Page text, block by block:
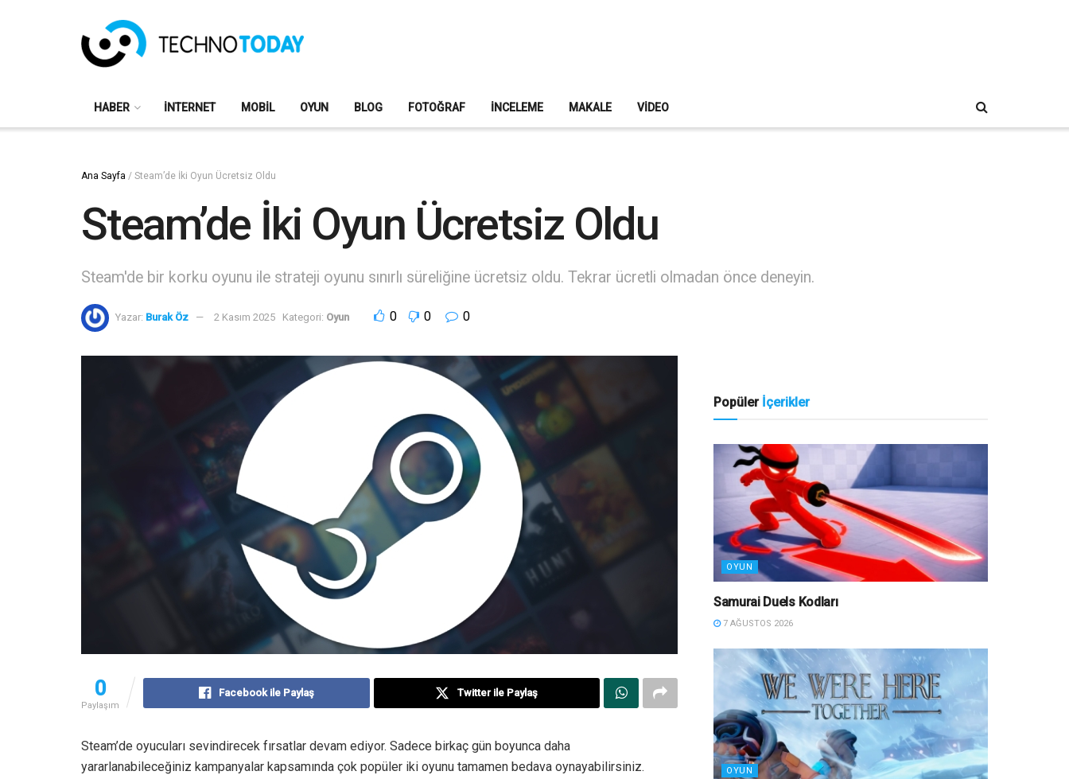
HABER İNTERNET MOBIL OYUN BLOG FOTOĞRAF İNCELEME MAKALE VIDEO
Ana Sayfa / Steam’de İki Oyun Ücretsiz Oldu
Steam’de İki Oyun Ücretsiz Oldu
Steam'de bir korku oyunu ile strateji oyunu sınırlı süreliğine ücretsiz oldu. Tekrar ücretli olmadan önce deneyin.
Yazar: Burak Öz 2 Kasım 2025 Kategori: Oyun 0 0 0
0
Paylaşım
Facebook ile Paylaş Twitter ile Paylaş
Steam’de oyucuları sevindirecek fırsatlar devam ediyor. Sadece birkaç gün boyunca daha
yararlanabileceğiniz kampanyalar kapsamında çok popüler iki oyunu tamamen bedava oynayabilirsiniz.
Popüler İçerikler
OYUN
Samurai Duels Kodları
7 AĞUSTOS 2026
OYUN